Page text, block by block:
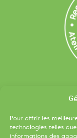
Pour offrir les
technologies telles
informations des